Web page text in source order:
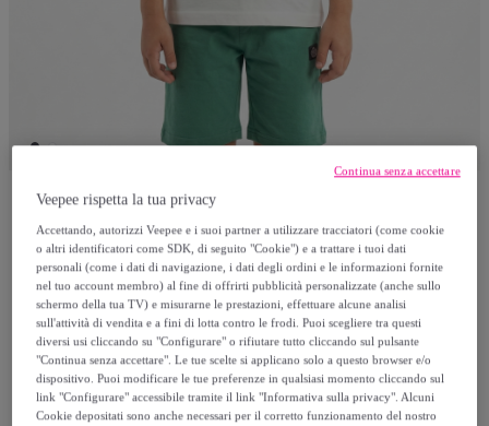
Polo Club St Martin
Set t-shirt e bermuda jersey
24,90 €
83, 00 €
-70%
Veepee rispetta la tua privacy
Accettando, autorizzi Veepee e i suoi partner a utilizzare tracciatori (come cookie
o altri identificatori come SDK, di seguito "Cookie") e a trattare i tuoi dati
personali (come i dati di navigazione, i dati degli ordini e le informazioni fornite
nel tuo account membro) al fine di offrirti pubblicità personalizzate (anche sullo
schermo della tua TV) e misurarne le prestazioni, effettuare alcune analisi
sull'attività di vendita e a fini di lotta contro le frodi. Puoi scegliere tra questi
diversi usi cliccando su "Configurare" o rifiutare tutto cliccando sul pulsante
"Continua senza accettare". Le tue scelte si applicano solo a questo browser e/o
dispositivo. Puoi modificare le tue preferenze in qualsiasi momento cliccando sul
link "Configurare" accessibile tramite il link "Informativa sulla privacy". Alcuni
Cookie depositati sono anche necessari per il corretto funzionamento del nostro
Continua senza accettare